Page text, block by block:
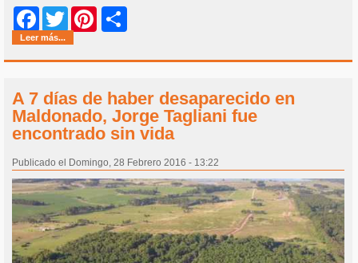
Facebook
Twitter Pinterest
Leer más...
A 7 días de haber desaparecido en
Maldonado, Jorge Tagliani fue
encontrado sin vida
Publicado el Domingo, 28 Febrero 2016 - 13:22